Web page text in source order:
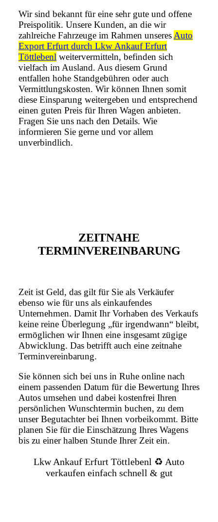
Wir sind bekannt für eine sehr gute und offene
Preispolitik. Unsere Kunden, an die wir
zahlreiche Fahrzeuge im Rahmen unseres Auto
Export Erfurt durch Lkw Ankauf Erfurt
Töttlebenl weitervermitteln, befinden sich
vielfach im Ausland. Aus diesem Grund
entfallen hohe Standgebühren oder auch
Vermittlungskosten. Wir können Ihnen somit
diese Einsparung weitergeben und entsprechend
einen guten Preis für Ihren Wagen anbieten.
Fragen Sie uns nach den Details. Wie
informieren Sie gerne und vor allem
unverbindlich.
ZEITNAHE
TERMINVEREINBARUNG
Zeit ist Geld, das gilt für Sie als Verkäufer
ebenso wie für uns als einkaufendes
Unternehmen. Damit Ihr Vorhaben des Verkaufs
keine reine Überlegung „für irgendwann“ bleibt,
ermöglichen wir Ihnen eine insgesamt zügige
Abwicklung. Das betrifft auch eine zeitnahe
Terminvereinbarung.
Sie können sich bei uns in Ruhe online nach
einem passenden Datum für die Bewertung Ihres
Autos umsehen und dabei kostenfrei Ihren
persönlichen Wunschtermin buchen, zu dem
unser Begutachter bei Ihnen vorbeikommt. Bitte
planen Sie für die Einschätzung Ihres Wagens
bis zu einer halben Stunde Ihrer Zeit ein.
Lkw Ankauf Erfurt Töttlebenl ♻️ Auto
verkaufen einfach schnell & gut